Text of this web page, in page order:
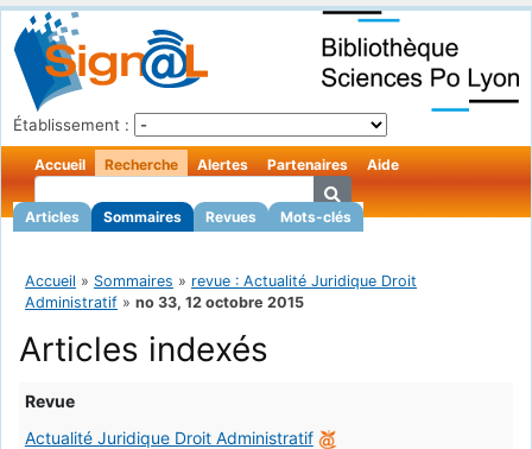
Établissement :
Accueil Recherche
Articles Sommaires Revues Mots-clés
Alertes Partenaires Aide
Accueil » Sommaires » revue : Actualité Juridique Droit
Administratif » no 33, 12 octobre 2015
Articles indexés
Revue
Actualité Juridique Droit Administratif